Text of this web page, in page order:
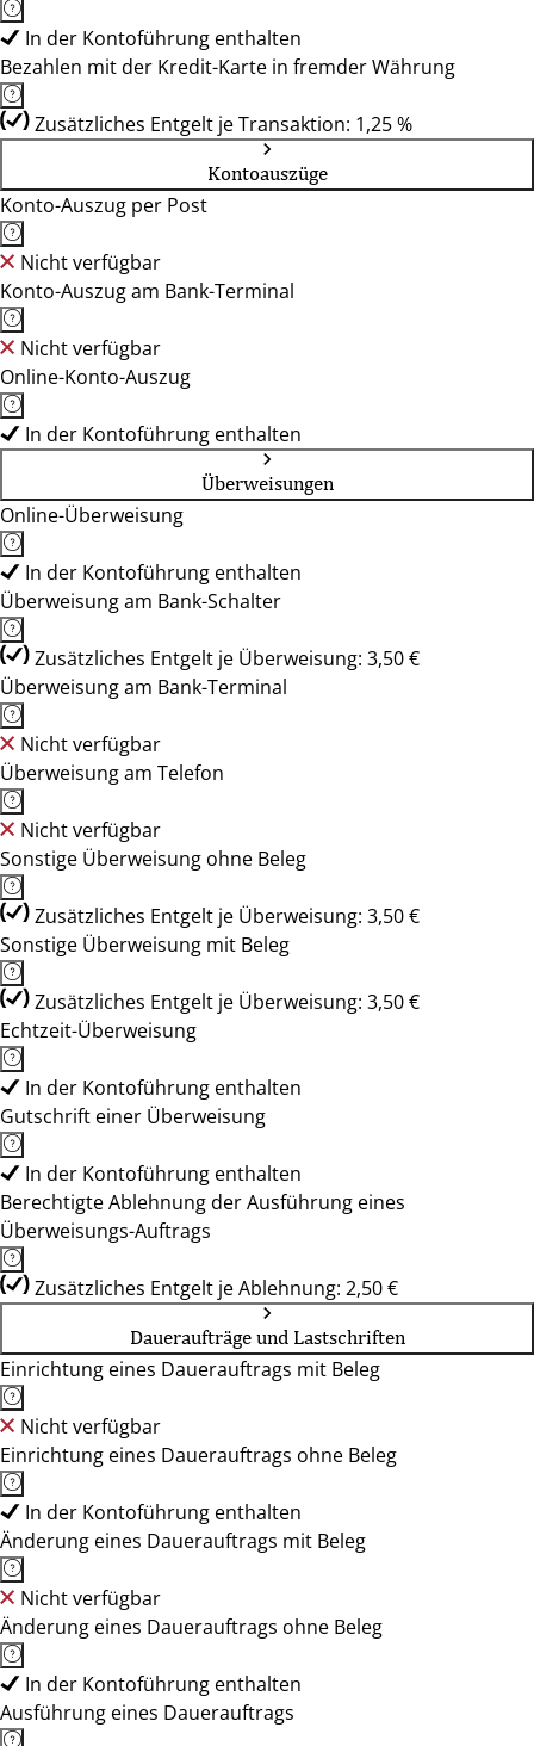
In der Kontoführung enthalten
Bezahlen mit der Kredit-Karte in fremder Währung
Zusätzliches Entgelt je Transaktion: 1,25 %
Kontoauszüge
Konto-Auszug per Post
Nicht verfügbar
Konto-Auszug am Bank-Terminal
Nicht verfügbar
Online-Konto-Auszug
In der Kontoführung enthalten
Überweisungen
Online-Überweisung
In der Kontoführung enthalten
Überweisung am Bank-Schalter
Zusätzliches Entgelt je Überweisung: 3,50 €
Überweisung am Bank-Terminal
Nicht verfügbar
Überweisung am Telefon
Nicht verfügbar
Sonstige Überweisung ohne Beleg
Zusätzliches Entgelt je Überweisung: 3,50 €
Sonstige Überweisung mit Beleg
Zusätzliches Entgelt je Überweisung: 3,50 €
Echtzeit-Überweisung
In der Kontoführung enthalten
Gutschrift einer Überweisung
In der Kontoführung enthalten
Berechtigte Ablehnung der Ausführung eines
Überweisungs-Auftrags
Zusätzliches Entgelt je Ablehnung: 2,50 €
Daueraufträge und Lastschriften
Einrichtung eines Dauerauftrags mit Beleg
Nicht verfügbar
Einrichtung eines Dauerauftrags ohne Beleg
In der Kontoführung enthalten
Änderung eines Dauerauftrags mit Beleg
Nicht verfügbar
Änderung eines Dauerauftrags ohne Beleg
In der Kontoführung enthalten
Ausführung eines Dauerauftrags